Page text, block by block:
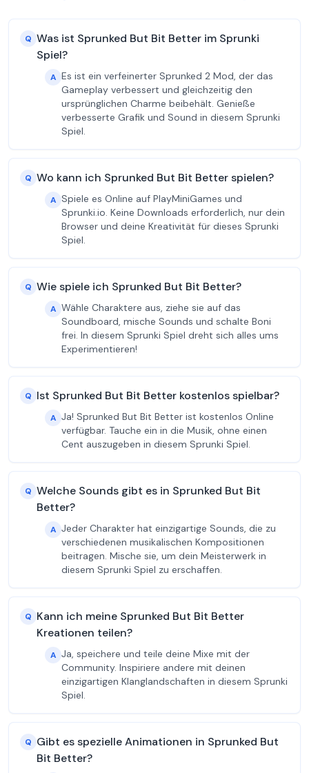
Q Was ist Sprunked But Bit Better im Sprunki
Spiel?
A Es ist ein verfeinerter Sprunked 2 Mod, der das
Gameplay verbessert und gleichzeitig den
ursprünglichen Charme beibehält. Genieße
verbesserte Grafik und Sound in diesem Sprunki
Spiel.
Q Wo kann ich Sprunked But Bit Better spielen?
A Spiele es Online auf PlayMiniGames und
Sprunki.io. Keine Downloads erforderlich, nur dein
Browser und deine Kreativität für dieses Sprunki
Spiel.
Q Wie spiele ich Sprunked But Bit Better?
A Wähle Charaktere aus, ziehe sie auf das
Soundboard, mische Sounds und schalte Boni
frei. In diesem Sprunki Spiel dreht sich alles ums
Experimentieren!
Q Ist Sprunked But Bit Better kostenlos spielbar?
A Ja! Sprunked But Bit Better ist kostenlos Online
verfügbar. Tauche ein in die Musik, ohne einen
Cent auszugeben in diesem Sprunki Spiel.
Q Welche Sounds gibt es in Sprunked But Bit
Better?
A Jeder Charakter hat einzigartige Sounds, die zu
verschiedenen musikalischen Kompositionen
beitragen. Mische sie, um dein Meisterwerk in
diesem Sprunki Spiel zu erschaffen.
Q Kann ich meine Sprunked But Bit Better
Kreationen teilen?
A Ja, speichere und teile deine Mixe mit der
Community. Inspiriere andere mit deinen
einzigartigen Klanglandschaften in diesem Sprunki
Spiel.
Q Gibt es spezielle Animationen in Sprunked But
Bit Better?